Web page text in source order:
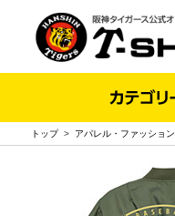
トップ> アパレル・ファッション